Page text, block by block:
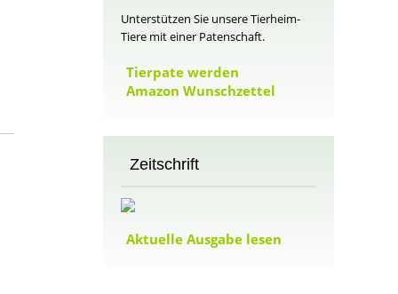
Unterstützen Sie unsere Tierheim-
Tiere mit einer Patenschaft.
Tierpate werden
Amazon Wunschzettel
Zeitschrift
Aktuelle Ausgabe lesen